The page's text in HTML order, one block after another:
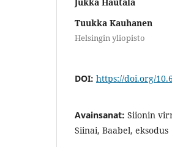
Tuukka Kauhanen
Helsingin yliopisto
DOI: https://doi.org/
Avainsanat: Siionin
Siinai, Baabel, eksodus